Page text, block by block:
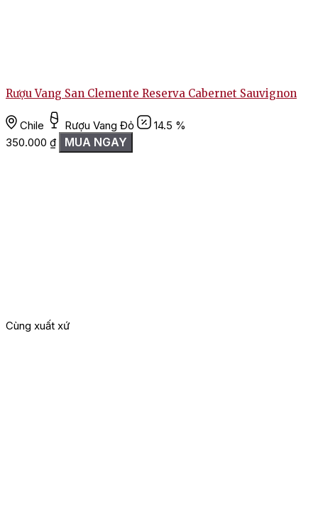
Rượu Vang San Clemente Reserva Cabernet Sauvignon
Chile Rượu Vang Đỏ
14.5 %
350.000 ₫ MUA NGAY
Cùng xuất xứ